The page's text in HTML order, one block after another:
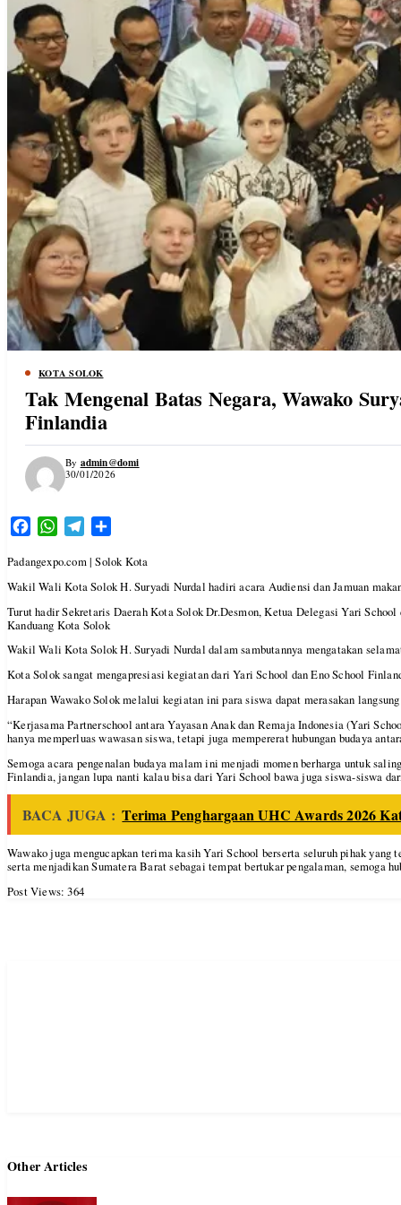
KOTA SOLOK
Tak Mengenal Batas Negara, Wawako
Finlandia
By admin@domi
30/01/2026
FacebookWhatsAppTelegram
Padangexpo.com | Solok Kota
Wakil Wali Kota Solok H. Suryadi Nurdal hadiri acara Audiensi dan Jamuan
Turut hadir Sekretaris Daerah Kota Solok Dr.Desmon, Ketua Delegasi Yari
Kanduang Kota Solok
Wakil Wali Kota Solok H. Suryadi Nurdal dalam sambutannya mengatakan
Kota Solok sangat mengapresiasi kegiatan dari Yari School dan Eno School
Harapan Wawako Solok melalui kegiatan ini para siswa dapat merasakan
“Kerjasama Partnerschool antara Yayasan Anak dan Remaja Indonesia (Yari
hanya memperluas wawasan siswa, tetapi juga mempererat hubungan budaya
Semoga acara pengenalan budaya malam ini menjadi momen berharga untuk
Finlandia, jangan lupa nanti kalau bisa dari Yari School bawa juga siswa-siswa
BACA JUGA : Terima Penghargaan UHC Awards 2026
Wawako juga mengucapkan terima kasih Yari School berserta seluruh pihak
serta menjadikan Sumatera Barat sebagai tempat bertukar pengalaman, semoga
Post Views: 364
Other Articles